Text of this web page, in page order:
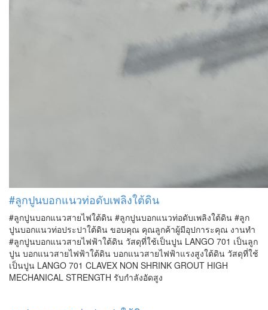
#ลูกปูนบอกแนวท่อดับเพลิงใต้ดิน
#ลูกปูนบอกแนวสายไฟใต้ดิน #ลูกปูนบอกแนวท่อดับเพลิงใต้ดิน #ลูก
ปูนบอกแนวท่อประปาใต้ดิน ขอบคุณ คุณลูกค้าผู้มีอุปการะคุณ งานทำ
#ลูกปูนบอกแนวสายไฟฟ้าใต้ดิน วัสดุที่ใช้เป็นปูน LANGO 701 เป็นลูก
ปูน บอกแนวสายไฟฟ้าใต้ดิน บอกแนวสายไฟฟ้าแรงสูงใต้ดิน วัสดุที่ใช้
เป็นปูน LANGO 701 CLAVEX NON SHRINK GROUT HIGH
MECHANICAL STRENGTH รับกำลังอัดสูง